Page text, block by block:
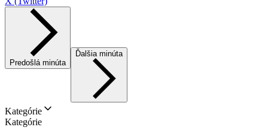
Predošlá minúta
Ďalšia minúta
Kategórie
Kategórie